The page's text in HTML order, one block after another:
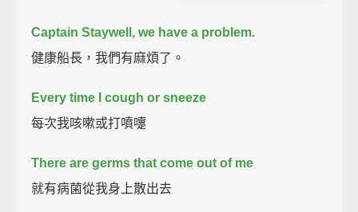
Captain Staywell, we have a problem.
健康船長，我們有麻煩了。
Every time I cough or sneeze
每次我咳嗽或打噴嚏
There are germs that come out of me
就有病菌從我身上散出去